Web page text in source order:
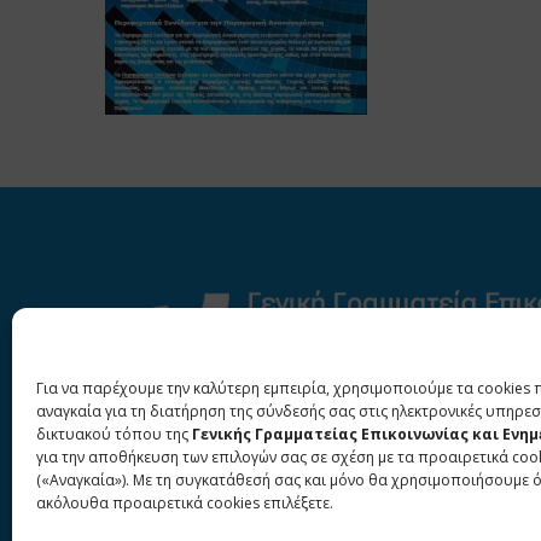
Για να παρέχουμε την καλύτερη εμπειρία, χρησιμοποιούμε τα cookies
αναγκαία για τη διατήρηση της σύνδεσής σας στις ηλεκτρονικές
δικτυακού τόπου της Γενικής Γραμματείας Επικοινωνίας και
για την αποθήκευση των επιλογών σας σε σχέση με τα προαιρετικά
(«Αναγκαία»). Με τη συγκατάθεσή σας και μόνο θα χρησιμοποιήσουμε
ακόλουθα προαιρετικά cookies επιλέξετε.